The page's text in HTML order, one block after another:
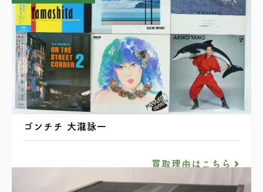
レコード まとめ 山下達郎 吉田美奈子 矢野顕子
ゴンチチ 大瀧詠一
買取理由はこちら